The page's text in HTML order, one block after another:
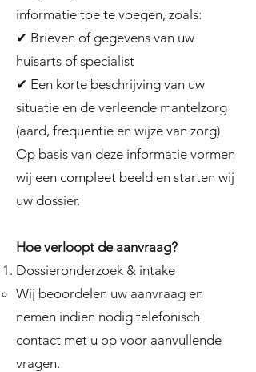
informatie toe te voegen, zoals:
✔ Brieven of gegevens van uw
huisarts of specialist
✔ Een korte beschrijving van uw
situatie en de verleende mantelzorg
(aard, frequentie en wijze van zorg)
Op basis van deze informatie vormen
wij een compleet beeld en starten wij
uw dossier.
Hoe verloopt de aanvraag?
Dossieronderzoek & intake
Wij beoordelen uw aanvraag en
nemen indien nodig telefonisch
contact met u op voor aanvullende
vragen.